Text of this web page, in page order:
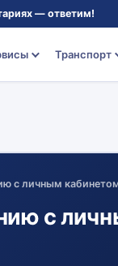
— ответим!
Транспорт
с личным
с